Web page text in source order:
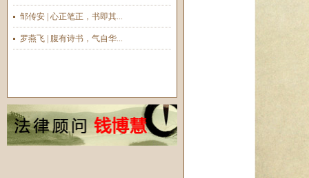
邹传安 | 心正笔正，书即其...
罗燕飞 | 腹有诗书，气自华...